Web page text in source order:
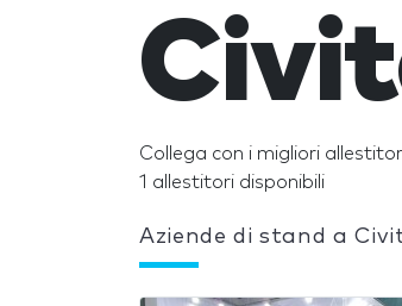
Collega con i migliori
1 allestitori disponibili
Aziende di stand a